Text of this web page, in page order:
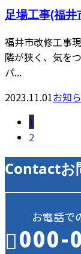
足場工事(福井
福井市改修工事
隣が狭く、気を
パ...
2023.11.01お知
1
2
Contactお
お電話で
000-